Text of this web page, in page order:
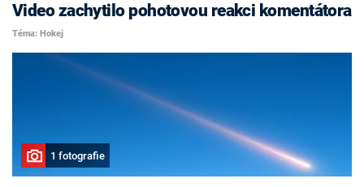
Video zachytilo pohotovou reakci komentátora
Téma: Hokej
1 fotografie